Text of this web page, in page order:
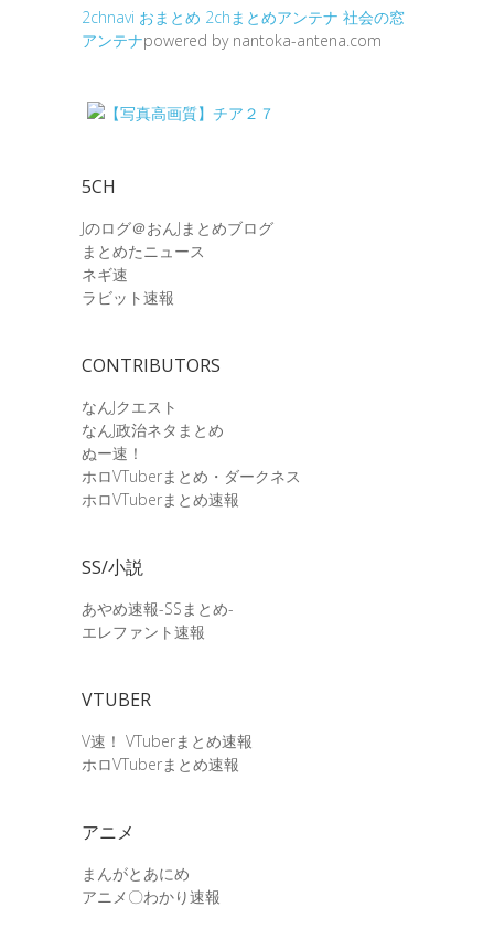
2chnavi おまとめ 2chまとめアンテナ 社会の窓
アンテナpowered by nantoka-antena.com
5CH
Jのログ＠おんJまとめブログ
まとめたニュース
ネギ速
ラビット速報
CONTRIBUTORS
なんJクエスト
なんJ政治ネタまとめ
ぬー速！
ホロVTuberまとめ・ダークネス
ホロVTuberまとめ速報
SS/小説
あやめ速報-SSまとめ-
エレファント速報
VTUBER
V速！ VTuberまとめ速報
ホロVTuberまとめ速報
アニメ
まんがとあにめ
アニメ〇わかり速報